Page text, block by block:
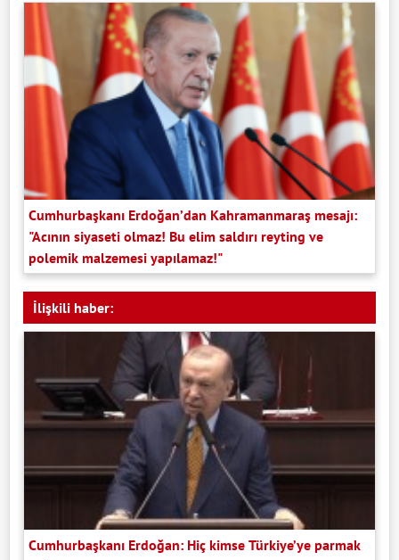
Cumhurbaşkanı Erdoğan’dan Kahramanmaraş mesajı:
"Acının siyaseti olmaz! Bu elim saldırı reyting ve
polemik malzemesi yapılamaz!"
İlişkili haber:
Cumhurbaşkanı Erdoğan: Hiç kimse Türkiye’ye parmak